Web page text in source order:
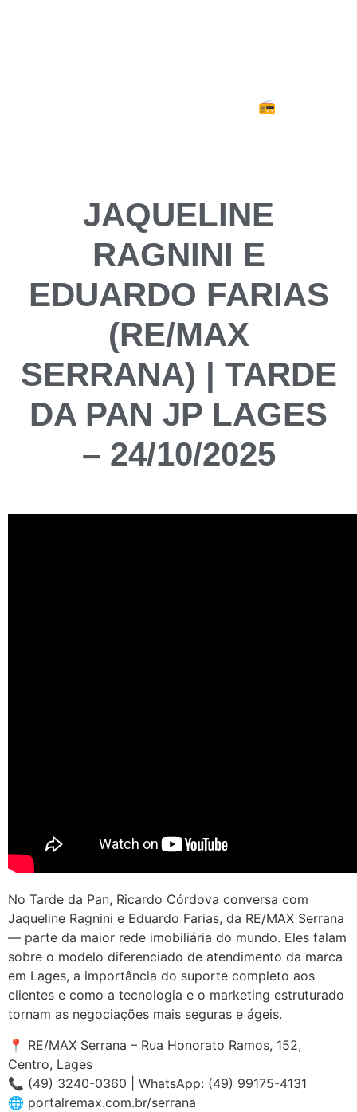
A N° 1 do Brasil! | 89.9FM 📻
JAQUELINE
RAGNINI E
EDUARDO FARIAS
(RE/MAX
SERRANA) | TARDE
DA PAN JP LAGES
– 24/10/2025
No Tarde da Pan, Ricardo Córdova conversa com
Jaqueline Ragnini e Eduardo Farias, da RE/MAX Serrana
— parte da maior rede imobiliária do mundo. Eles falam
sobre o modelo diferenciado de atendimento da marca
em Lages, a importância do suporte completo aos
clientes e como a tecnologia e o marketing estruturado
tornam as negociações mais seguras e ágeis.
📍 RE/MAX Serrana – Rua Honorato Ramos, 152,
Centro, Lages
📞 (49) 3240-0360 | WhatsApp: (49) 99175-4131
🌐 portalremax.com.br/serrana